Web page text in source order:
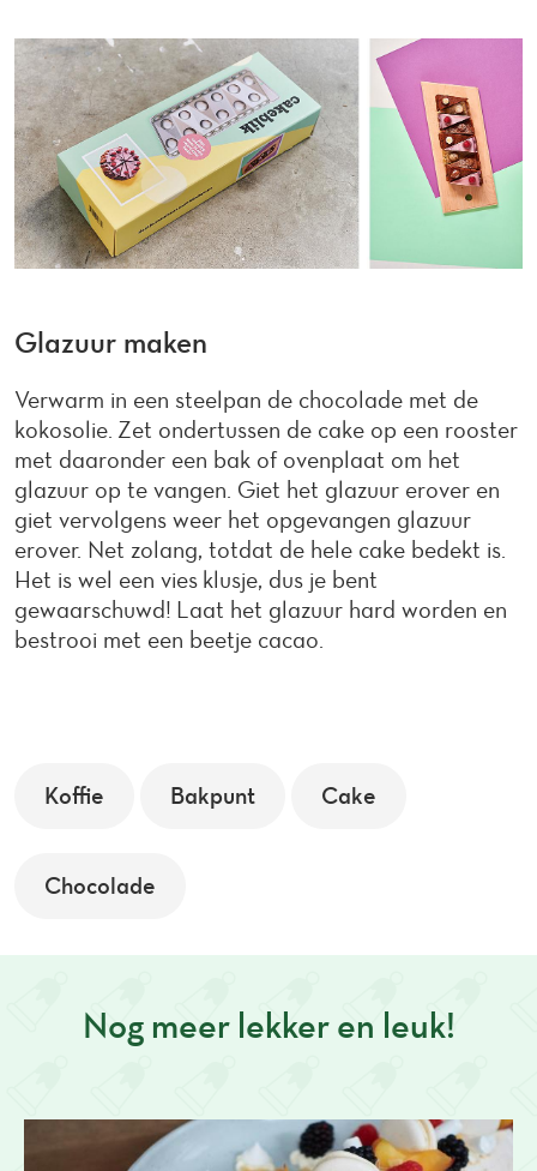
Glazuur maken
Verwarm in een steelpan de chocolade met de
kokosolie. Zet ondertussen de cake op een rooster
met daaronder een bak of ovenplaat om het
glazuur op te vangen. Giet het glazuur erover en
giet vervolgens weer het opgevangen glazuur
erover. Net zolang, totdat de hele cake bedekt is.
Het is wel een vies klusje, dus je bent
gewaarschuwd! Laat het glazuur hard worden en
bestrooi met een beetje cacao.
Koffie Bakpunt Cake
Chocolade
Nog meer lekker en leuk!